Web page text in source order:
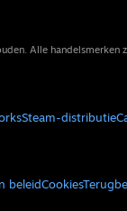
Alle handelsmerken
Steam-distributie
beleidCookies